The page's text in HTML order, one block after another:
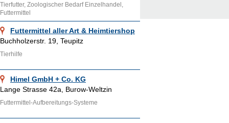
Tierfutter, Zoologischer Bedarf Einzelhandel,
Futtermittel
Futtermittel aller Art & Heimtiershop
Buchholzerstr. 19, Teupitz
Tierhilfe
Himel GmbH + Co. KG
Lange Strasse 42a, Burow-Weltzin
Futtermittel-Aufbereitungs-Systeme